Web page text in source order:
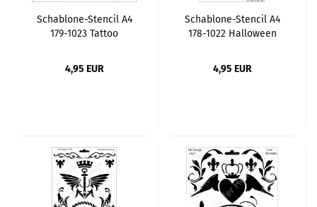
Schablone-Stencil A4
179-1023 Tattoo
4,95 EUR
Schablone-Stencil A4
178-1022 Halloween
4,95 EUR